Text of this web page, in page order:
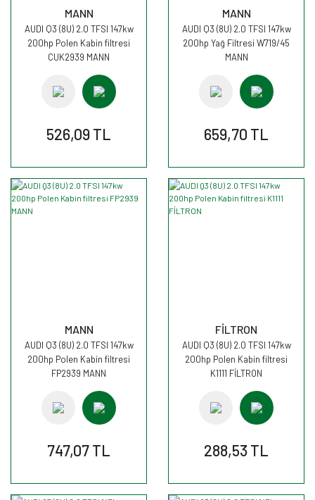
MANN
AUDI Q3 (8U) 2.0 TFSI 147kw
200hp Polen Kabin filtresi
CUK2939 MANN
526,09 TL
MANN
AUDI Q3 (8U) 2.0 TFSI 147kw
200hp Yağ Filtresi W719/45
MANN
659,70 TL
MANN
AUDI Q3 (8U) 2.0 TFSI 147kw
200hp Polen Kabin filtresi
FP2939 MANN
747,07 TL
FİLTRON
AUDI Q3 (8U) 2.0 TFSI 147kw
200hp Polen Kabin filtresi
K1111 FİLTRON
288,53 TL